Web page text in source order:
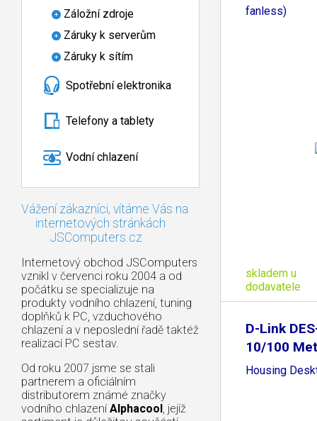
Záložní zdroje
Záruky k serverům
Záruky k sítím
Spotřební elektronika
Telefony a tablety
Vodní chlazení
Vážení zákazníci, vítáme Vás na
internetových stránkách
JSComputers.cz
Internetový obchod JSComputers
vznikl v červenci roku 2004 a od
počátku se specializuje na
produkty vodního chlazení, tuning
doplňků k PC, vzduchového
chlazení a v neposlední řadě taktéž
realizací PC sestav.
Od roku 2007 jsme se stali
partnerem a oficiálním
distributorem známé značky
vodního chlazení Alphacool, jejíž
fanless)
skladem u
dodavatele
D-Link
10/100
Housing